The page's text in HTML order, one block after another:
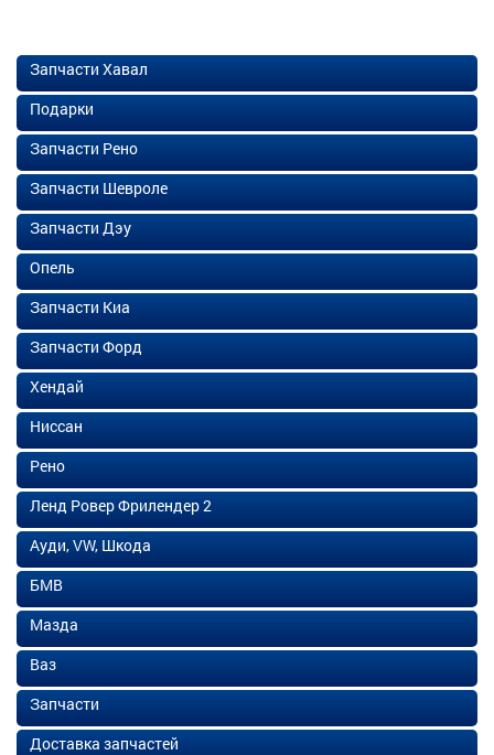
Запчасти Хавал
Подарки
Запчасти Рено
Запчасти Шевроле
Запчасти Дэу
Опель
Запчасти Киа
Запчасти Форд
Хендай
Ниссан
Рено
Ленд Ровер Фрилендер 2
Ауди, VW, Шкода
БМВ
Мазда
Ваз
Запчасти
Доставка запчастей